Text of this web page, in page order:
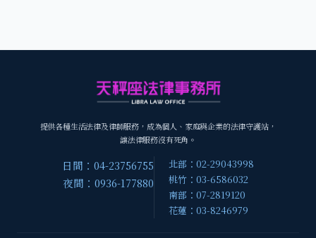
提供各種生活法律及律師服務，成為個人、家庭與企業的法律守護站，
讓法律服務沒有死角。
日間：04-23756755
夜間：0936-177880
北部：02-29043998
桃竹：03-6586032
南部：07-2819120
花蓮：03-8246979